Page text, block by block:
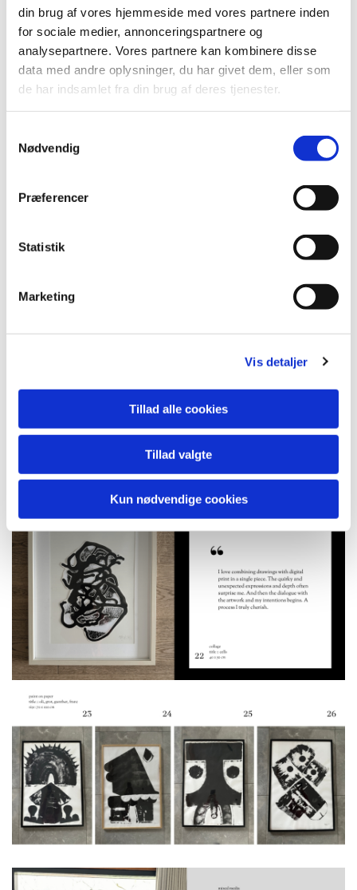
din brug af vores hjemmeside med vores partnere inden
for sociale medier, annonceringspartnere og
analysepartnere. Vores partnere kan kombinere disse
data med andre oplysninger, du har givet dem, eller som
de har indsamlet fra din brug af deres tjenester.
Nødvendig
Præferencer
Statistik
Marketing
Vis detaljer
Tillad alle cookies
Tillad valgte
Kun nødvendige cookies